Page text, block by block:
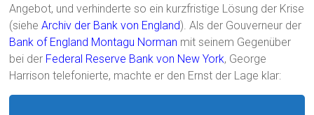
Angebot, und verhinderte so ein kurzfristige Lösung der Krise
(sieheArchiv der Bank von England). Als der Gouverneur der
Bank of England Montagu Norman mit seinem Gegenüber
bei der Federal Reserve Bank von New York, George
Harrison telefonierte, machte er den Ernst der Lage klar: